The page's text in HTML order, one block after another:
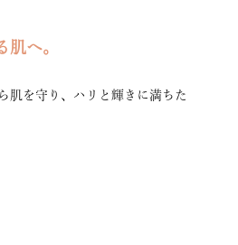
へ。
肌を守り、ハリと輝きに満ちた